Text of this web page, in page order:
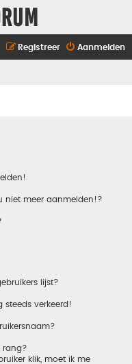
Aanmelden
Registreer
niet meer aanmelden!?
lijst?
steeds verkeerd!
rang?
klik, moet ik me